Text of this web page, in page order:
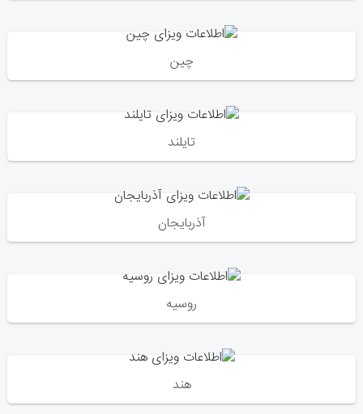
چین
تایلند
آذربایجان
روسیه
هند